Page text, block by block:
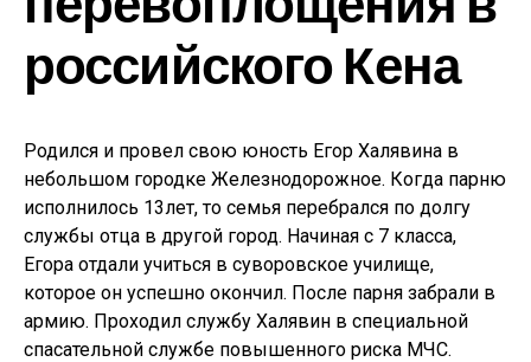
российского Кена
Родился и провел свою юность Егор Халявина в
небольшом городке Железнодорожное. Когда парню
исполнилось 13лет, то семья перебрался по долгу
службы отца в другой город. Начиная с 7 класса,
Егора отдали учиться в суворовское училище,
которое он успешно окончил. После парня забрали в
армию. Проходил службу Халявин в специальной
спасательной службе повышенного риска МЧС.